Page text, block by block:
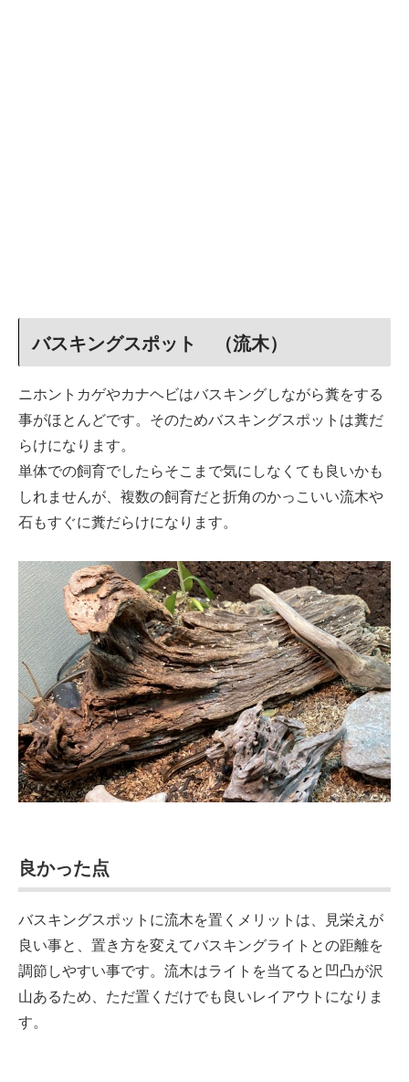
バスキングスポット （流木）
ニホントカゲやカナヘビはバスキングしながら糞をする
事がほとんどです。そのためバスキングスポットは糞だ
らけになります。
単体での飼育でしたらそこまで気にしなくても良いかも
しれませんが、複数の飼育だと折角のかっこいい流木や
石もすぐに糞だらけになります。
良かった点
バスキングスポットに流木を置くメリットは、見栄えが
良い事と、置き方を変えてバスキングライトとの距離を
調節しやすい事です。流木はライトを当てると凹凸が沢
山あるため、ただ置くだけでも良いレイアウトになりま
す。